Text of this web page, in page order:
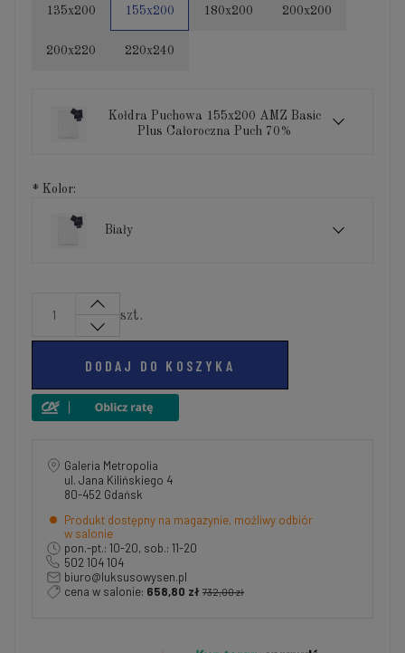
135x200 155x200 180x200 200x200
200x220 220x240
Kołdra Puchowa 155x200 AMZ Basic
Plus Całoroczna Puch 70%
* Kolor:
Biały
szt.
DODAJ DO KOSZYKA
Galeria Metropolia
ul. Jana Kilińskiego 4
80-452 Gdańsk
Produkt dostępny na magazynie, możliwy odbiór
w salonie
pon.-pt.: 10-20, sob.: 11-20
502 104 104
biuro@luksusowysen.pl
cena w salonie: 658,80 zł 732,00 zł